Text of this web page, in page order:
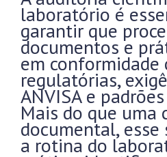
laboratório é
garantir que
documentos e
em conformidade
regulatórias,
ANVISA e
Mais do que uma
documental,
a rotina do